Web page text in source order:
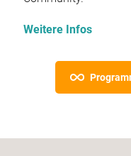
Weitere Infos